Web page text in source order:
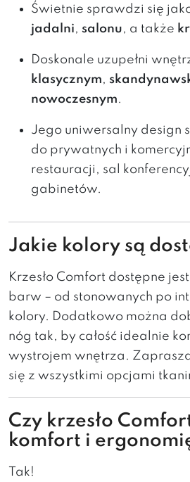
Świetnie sprawdzi się
jadalni, salonu, a także
Doskonale uzupełni
klasycznym,
nowoczesnym.
Jego uniwersalny design
do prywatnych i
restauracji, sal
gabinetów.
Jakie kolory są
Krzesło Comfort dostępne
barw – od stonowanych po
kolory. Dodatkowo można
nóg tak, by całość idealnie
wystrojem wnętrza.
się z wszystkimi opcjami
Czy krzesło
komfort i
Tak!